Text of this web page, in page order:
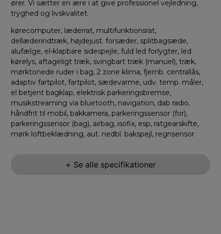
ører. Vi sætter en ære i at give professionel vejledning,
tryghed og livskvalitet.
kørecomputer, læderrat, multifunktionsrat,
dellæderindtræk, højdejust. forsæder, splitbagsæde,
alufælge, el-klapbare sidespejle, fuld led forlygter, led
kørelys, aftageligt træk, svingbart træk (manuel), træk,
mørktonede ruder i bag, 2 zone klima, fjernb. centrallås,
adaptiv fartpilot, fartpilot, sædevarme, udv. temp. måler,
el betjent bagklap, elektrisk parkeringsbremse,
musikstreaming via bluetooth, navigation, dab radio,
håndfrit til mobil, bakkamera, parkeringssensor (for),
parkeringssensor (bag), airbag, isofix, esp, ratgearskifte,
mørk loftbeklædning, aut. nedbl. bakspejl, regnsensor
+ Se alle specifikationer